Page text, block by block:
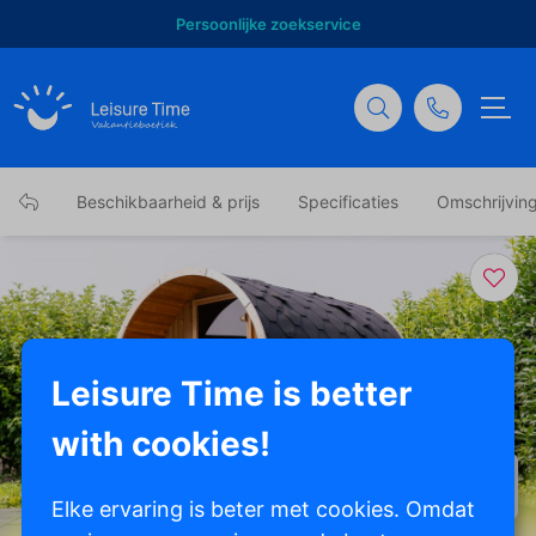
Persoonlijke zoekservice
Beschikbaarheid & prijs Specificaties
Leisure Time is better
with cookies!
Elke ervaring is beter met cookies. Omdat